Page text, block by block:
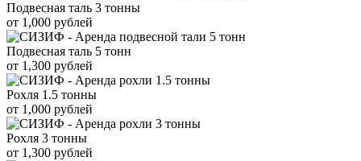
Подвесная таль 3 тонны
от 1,000 рублей
Подвесная таль 5 тонн
от 1,300 рублей
Рохля 1.5 тонны
от 1,000 рублей
Рохля 3 тонны
от 1,300 рублей